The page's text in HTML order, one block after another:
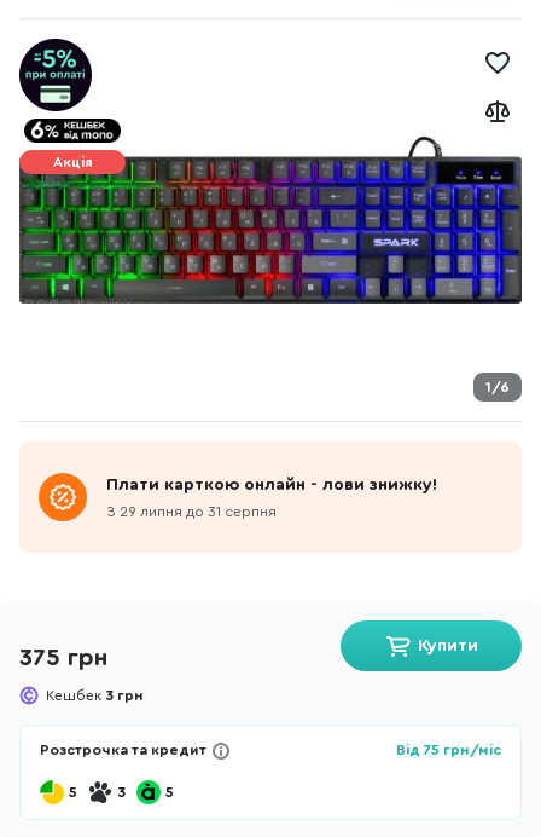
1/6
Акція
Плати карткою онлайн - лови знижку!
З 29 липня до 31 серпня
375 грн
Кешбек 3 грн
Купити
Розстрочка та кредит Від 75 грн/міс
5 3 5